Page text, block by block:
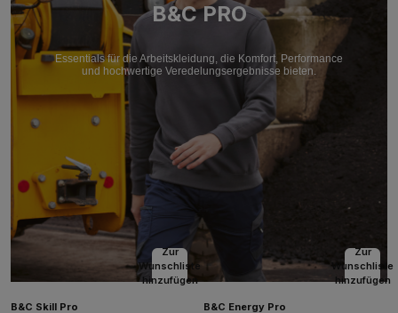
B&C PRO
Essentials für die Arbeitskleidung, die Komfort, Performance
und hochwertige Veredelungsergebnisse bieten.
Zur
Wunschliste
hinzufügen
B&C Skill Pro
Zur
Wunschliste
hinzufügen
B&C Energy Pro